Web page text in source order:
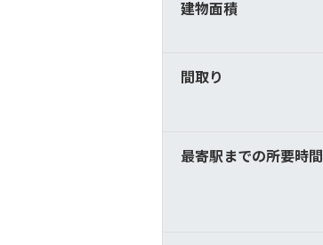
建物面積
間取り
最寄駅までの所要時間